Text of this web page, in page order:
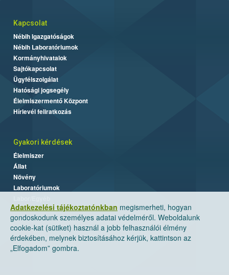
Adatkezelési tájékoztatónkban megismerheti, hogyan
gondoskodunk személyes adatai védelméről. Weboldalunk
cookie-kat (sütiket) használ a jobb felhasználói élmény
érdekében, melynek biztosításához kérjük, kattintson az
„Elfogadom” gombra.
Kapcsolat
Nébih Igazgatóságok
Nébih Laboratóriumok
Kormányhivatalok
Sajtókapcsolat
Ügyfélszolgálat
Hatósági jogsegély
Élelmiszermentő Központ
Hírlevél feliratkozás
Gyakori kérdések
Élelmiszer
Állat
Növény
Laboratóriumok